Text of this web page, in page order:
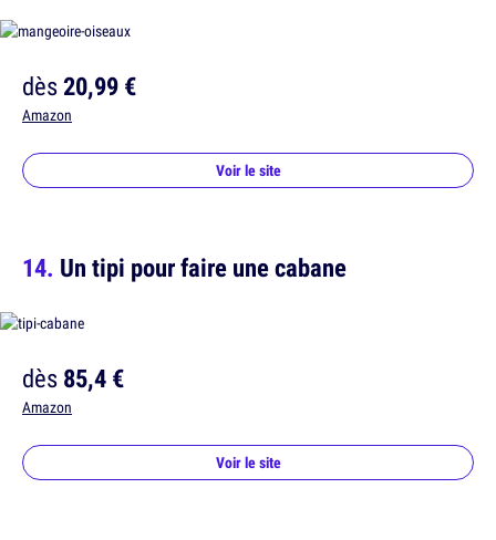
dès20,99 €
Amazon
Voir le site
Un tipi pour faire une cabane
dès85,4 €
Amazon
Voir le site